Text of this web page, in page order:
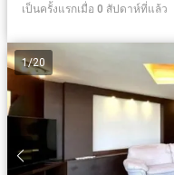
เป็นครั้งแรกเมื่อ 0 สัปดาห์ที่แล้ว
1/20